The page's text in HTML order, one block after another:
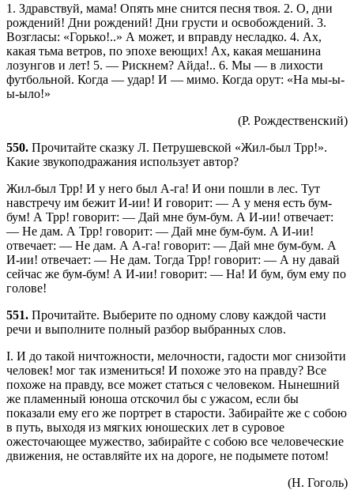
1. Здравствуй, мама! Опять мне снится песня твоя. 2. О, дни
рождений! Дни рождений! Дни грусти и освобождений. 3.
Возгласы: «Горько!..» А может, и вправду несладко. 4. Ах,
какая тьма ветров, по эпохе веющих! Ах, какая мешанина
лозунгов и лет! 5. — Рискнем? Айда!.. 6. Мы — в лихости
футбольной. Когда — удар! И — мимо. Когда орут: «На мы-ы-
ы-ыло!»
(Р. Рождественский)
550. Прочитайте сказку Л. Петрушевской «Жил-был Трр!».
Какие звукоподражания использует автор?
Жил-был Трр! И у него был А-га! И они пошли в лес. Тут
навстречу им бежит И-ии! И говорит: — А у меня есть бум-
бум! А Трр! говорит: — Дай мне бум-бум. А И-ии! отвечает:
— Не дам. А Трр! говорит: — Дай мне бум-бум. А И-ии!
отвечает: — Не дам. А А-га! говорит: — Дай мне бум-бум. А
И-ии! отвечает: — Не дам. Тогда Трр! говорит: — А ну давай
сейчас же бум-бум! А И-ии! говорит: — На! И бум, бум ему по
голове!
551. Прочитайте. Выберите по одному слову каждой части
речи и выполните полный разбор выбранных слов.
I. И до такой ничтожности, мелочности, гадости мог снизойти
человек! мог так измениться! И похоже это на правду? Все
похоже на правду, все может статься с человеком. Нынешний
же пламенный юноша отскочил бы с ужасом, если бы
показали ему его же портрет в старости. Забирайте же с собою
в путь, выходя из мягких юношеских лет в суровое
ожесточающее мужество, забирайте с собою все человеческие
движения, не оставляйте их на дороге, не подымете потом!
(Н. Гоголь)